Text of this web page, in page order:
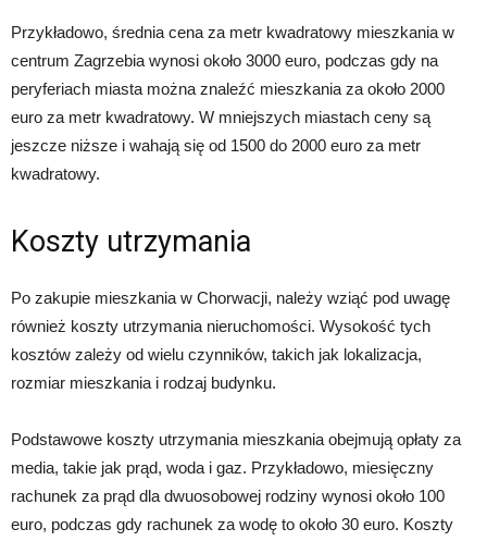
Przykładowo, średnia cena za metr kwadratowy mieszkania w
centrum Zagrzebia wynosi około 3000 euro, podczas gdy na
peryferiach miasta można znaleźć mieszkania za około 2000
euro za metr kwadratowy. W mniejszych miastach ceny są
jeszcze niższe i wahają się od 1500 do 2000 euro za metr
kwadratowy.
Koszty utrzymania
Po zakupie mieszkania w Chorwacji, należy wziąć pod uwagę
również koszty utrzymania nieruchomości. Wysokość tych
kosztów zależy od wielu czynników, takich jak lokalizacja,
rozmiar mieszkania i rodzaj budynku.
Podstawowe koszty utrzymania mieszkania obejmują opłaty za
media, takie jak prąd, woda i gaz. Przykładowo, miesięczny
rachunek za prąd dla dwuosobowej rodziny wynosi około 100
euro, podczas gdy rachunek za wodę to około 30 euro. Koszty